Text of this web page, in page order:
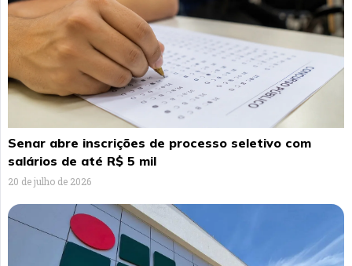
Senar abre inscrições de processo seletivo com
salários de até R$ 5 mil
20 de julho de 2026